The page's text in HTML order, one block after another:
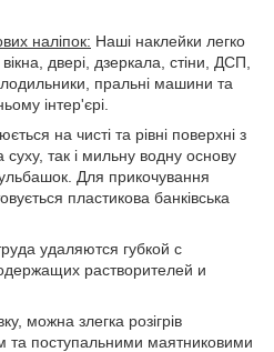
наліпок: Наші наклейки легко
двері, дзеркала, стіни, ДСП,
пральні машини та
інтер'єрі.
на чисті та рівні поверхні з
так і мильну водну основу
Для прикочування
пластикова банківська
удаляются губкой с
растворителей и
можна злегка розігрів
поступальними маятниковими